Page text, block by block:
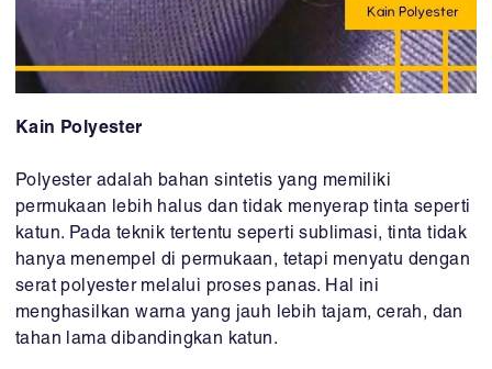
Kain Polyester
Polyester adalah bahan sintetis yang memiliki
permukaan lebih halus dan tidak menyerap tinta seperti
katun. Pada teknik tertentu seperti sublimasi, tinta tidak
hanya menempel di permukaan, tetapi menyatu dengan
serat polyester melalui proses panas. Hal ini
menghasilkan warna yang jauh lebih tajam, cerah, dan
tahan lama dibandingkan katun.